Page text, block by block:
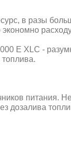
в разы
экономно
E XLC -
питания.
дозалива